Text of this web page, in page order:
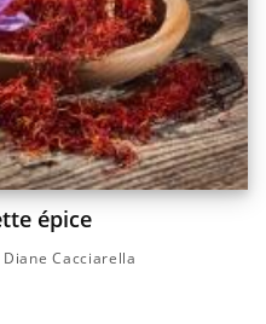
épice
Diane Cacciarella